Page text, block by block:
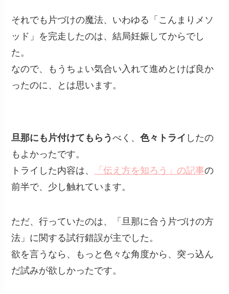
それでも片づけの魔法、いわゆる「こんまりメソ
ッド」を完走したのは、結局妊娠してからでし
た。
なので、もうちょい気合い入れて進めとけば良か
ったのに、とは思います。
旦那にも片付けてもらうべく、色々トライ したの
もよかったです。
トライした内容は、
「伝え方を知ろう」の記事の
前半で、少し触れています。
ただ、行っていたのは、「旦那に合う片づけの方
法」に関する試行錯誤が主でした。
欲を言うなら、もっと色々な角度から、突っ込ん
だ試みが欲しかったです。